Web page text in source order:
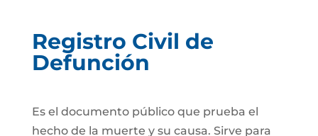
Registro Civil de
Defunción
Es el documento público que prueba el
hecho de la muerte y su causa. Sirve para